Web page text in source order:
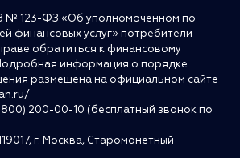
№ 123-ФЗ «Об уполномоченном по
финансовых услуг» потребители
обратиться к финансовому
информация о порядке
размещена на официальном сайте
200-00-10 (бесплатный звонок по
г. Москва, Старомонетный